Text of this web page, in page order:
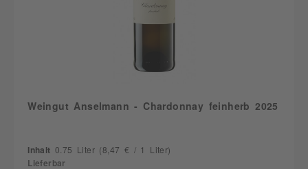
Weingut Anselmann - Chardonnay feinherb 2025
Inhalt 0.75 Liter (8,47 € / 1 Liter)
Lieferbar